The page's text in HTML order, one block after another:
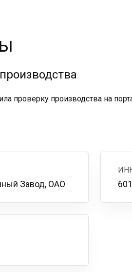
проверку производства на
Завод, ОАО